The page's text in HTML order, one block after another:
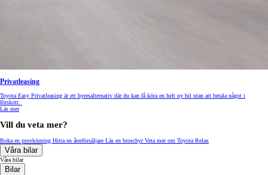
Privatleasing
Toyota Easy Privatleasing är ett hyresalternativ där du kan få köra en helt ny bil utan att betala något i
förskott.
Läs mer
Vill du veta mer?
Boka en provkörning Hitta en återförsäljare Läs en broschyrVeta mer om Toyota Relax
Våra bilar
Våra bilar
Bilar